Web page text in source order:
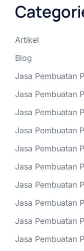
Artikel
Blog
Jasa Pembuatan
Jasa Pembuatan
Jasa Pembuatan
Jasa Pembuatan
Jasa Pembuatan
Jasa Pembuatan
Jasa Pembuatan
Jasa Pembuatan
Jasa Pembuatan
Jasa Pembuatan